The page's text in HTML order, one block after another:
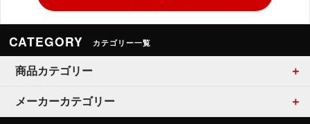
CATEGORY カテゴリー一覧
商品カテゴリー
メーカーカテゴリー